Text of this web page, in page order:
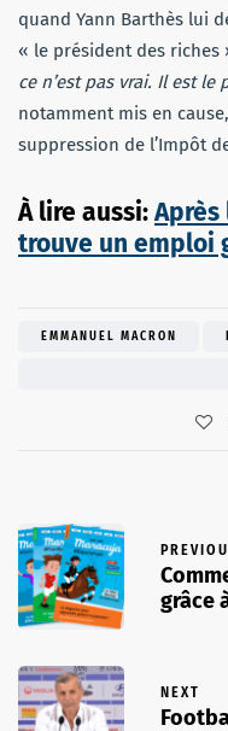
quand Yann Barthès lui
« le président des riches
ce n’est pas vrai. Il est le
notamment mis en
suppression de l’Impôt
À​ ​lire​ ​aussi:Après
trouve un emploi
EMMANUEL MACRON
grâce
NEXT